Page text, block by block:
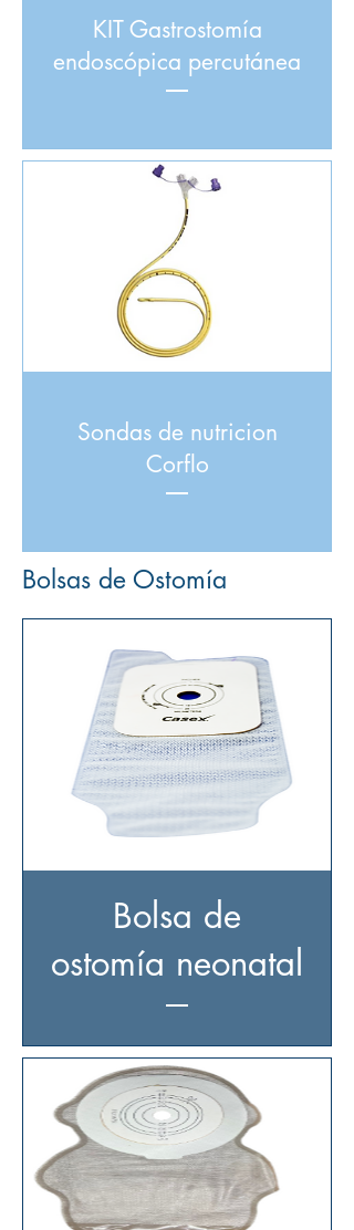
KIT Gastrostomía
endoscópica percutánea
Sondas de nutricion
Corflo
Bolsas de Ostomía
Bolsa de
ostomía neonatal